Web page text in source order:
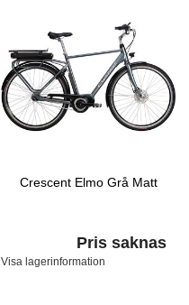
Crescent Elmo Grå Matt
Pris saknas
Visa lagerinformation